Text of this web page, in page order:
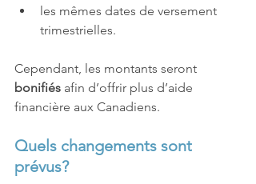
les mêmes dates de versement
trimestrielles.
Cependant, les montants seront
bonifiés afin d’offrir plus d’aide
financière aux Canadiens.
Quels changements sont
prévus?